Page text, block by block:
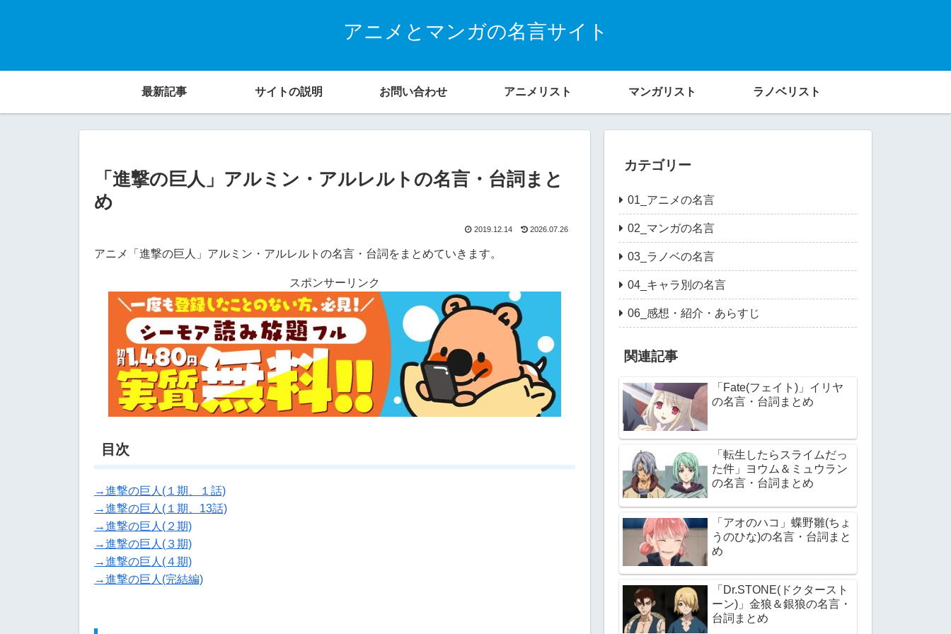
アニメとマンガの名言サイト
最新記事 サイトの説明 お問い合わせ アニメリスト マンガリスト ラノベリスト
「進撃の巨人」アルミン・アルレルトの名言・台詞まと
め
2019.12.14 2026.07.26
アニメ「進撃の巨人」アルミン・アルレルトの名言・台詞をまとめていきます。
スポンサーリンク
目次
→進撃の巨人(１期、１話)
→進撃の巨人(１期、13話)
→進撃の巨人(２期)
→進撃の巨人(３期)
→進撃の巨人(４期)
→進撃の巨人(完結編)
カテゴリー
01_アニメの名言
02_マンガの名言
03_ラノベの名言
04_キャラ別の名言
06_感想・紹介・あらすじ
関連記事
「Fate(フェイト)」イリヤ
の名言・台詞まとめ
「転生したらスライムだっ
た件」ヨウム＆ミュウラン
の名言・台詞まとめ
「アオのハコ」蝶野雛(ちょ
うのひな)の名言・台詞まと
め
「Dr.STONE(ドクタースト
ーン)」金狼＆銀狼の名言・
台詞まとめ